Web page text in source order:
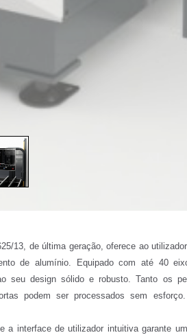
13, de última geração, oferece ao
de alumínio. Equipado com até 40
seu design sólido e robusto. Tanto os
podem ser processados sem
a interface de utilizador intuitiva garante